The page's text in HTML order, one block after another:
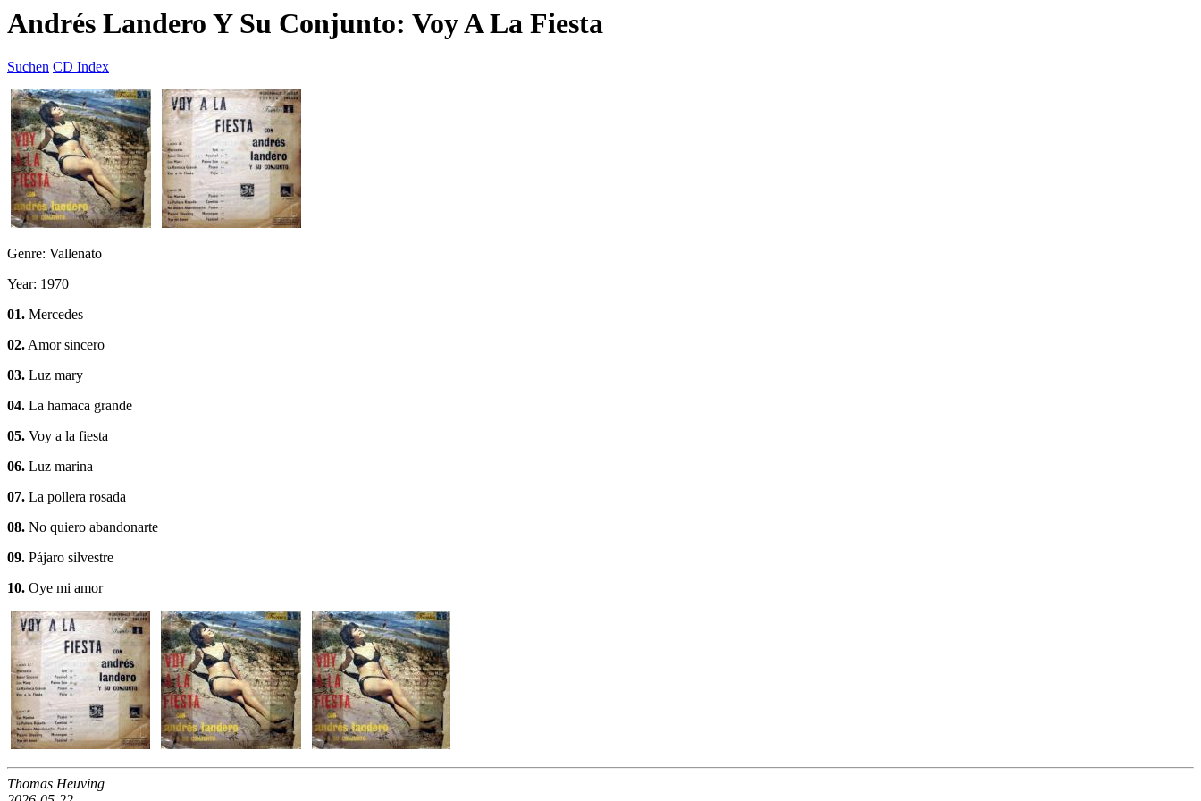
Andrés Landero Y Su Conjunto: Voy A La Fiesta
Suchen CD Index
Genre: Vallenato
Year: 1970
01. Mercedes
02.Amor sincero
03. Luz mary
04. La hamaca grande
05. Voy a la fiesta
06. Luz marina
07. La pollera rosada
08. No quiero abandonarte
09. Pájaro silvestre
10. Oye mi amor
Thomas Heuving